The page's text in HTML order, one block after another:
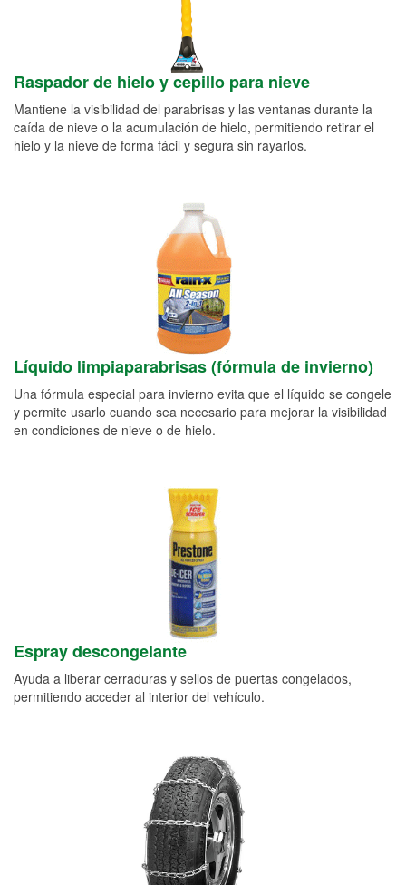
Raspador de hielo y cepillo para nieve
Mantiene la visibilidad del parabrisas y las ventanas durante la
caída de nieve o la acumulación de hielo, permitiendo retirar el
hielo y la nieve de forma fácil y segura sin rayarlos.
Líquido limpiaparabrisas (fórmula de invierno)
Una fórmula especial para invierno evita que el líquido se congele
y permite usarlo cuando sea necesario para mejorar la visibilidad
en condiciones de nieve o de hielo.
Espray descongelante
Ayuda a liberar cerraduras y sellos de puertas congelados,
permitiendo acceder al interior del vehículo.